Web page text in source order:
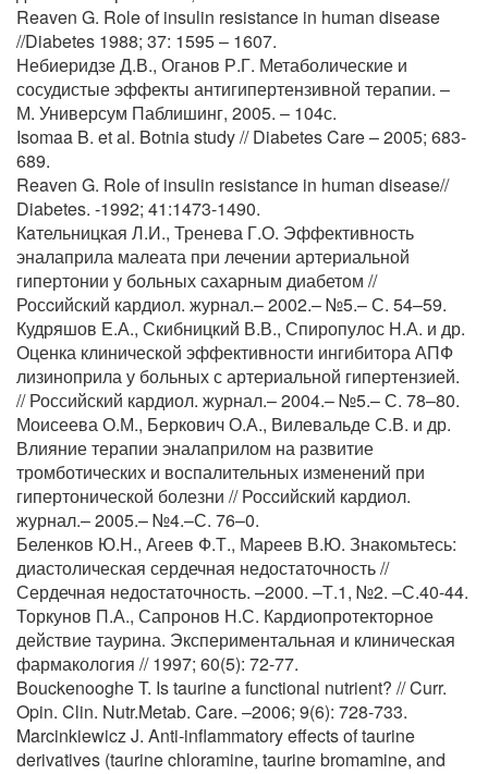
Reaven G. Role of insulin resistance in human disease
//Diabetes 1988; 37: 1595 – 1607.
Небиеридзе Д.В., Оганов Р.Г. Метаболические и
сосудистые эффекты антигипертензивной терапии. –
М. Универсум Паблишинг, 2005. – 104с.
Isomaa B. et al. Botnia study // Diabetes Care – 2005; 683-
689.
Reaven G. Role of insulin resistance in human disease//
Diabetes. -1992; 41:1473-1490.
Кaтельницкая Л.И., Тренева Г.О. Эффективность
эналаприла малеата при лечении артериальной
гипертонии у больных сахарным диабетом //
Росcийский кардиол. журнал.– 2002.– №5.– С. 54–59.
Кудряшов Е.А., Скибницкий В.В., Спиропулос Н.А. и др.
Оценка клинической эффективности ингибитора АПФ
лизиноприла у больных с артериальной гипертензией.
// Российский кардиол. журнал.– 2004.– №5.– С. 78–80.
Моисеева О.М., Беркович О.А., Вилевальде С.В. и др.
Влияние терапии эналаприлом на развитие
тромботических и воспалительных изменений при
гипертонической болезни // Росcийский кардиол.
журнал.– 2005.– №4.–С. 76–0.
Беленков Ю.Н., Агеев Ф.Т., Мареев В.Ю. Знакомьтесь:
диастолическая сердечная недостаточность //
Сердечная недостаточность. –2000. –Т.1, №2. –С.40-44.
Торкунов П.А., Сапронов Н.С. Кардиопротекторное
действие таурина. Экспериментальная и клиническая
фармакология // 1997; 60(5): 72-77.
Bouckenooghe T. Is taurine a functional nutrient? // Curr.
Opin. Clin. Nutr.Metab. Care. –2006; 9(6): 728-733.
Marcinkiewicz J. Anti-inflammatory effects of taurine
derivatives (taurine chloramine, taurine bromamine, and